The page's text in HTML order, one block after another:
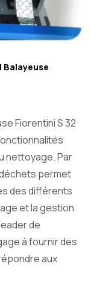
Fiorentini S 32
nettoyage. Par
permet
des différents
et la gestion
de
à fournir des
aux